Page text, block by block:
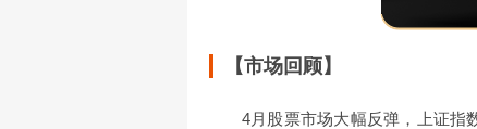
【市场回顾】
4月股票市场大幅反弹，上证指